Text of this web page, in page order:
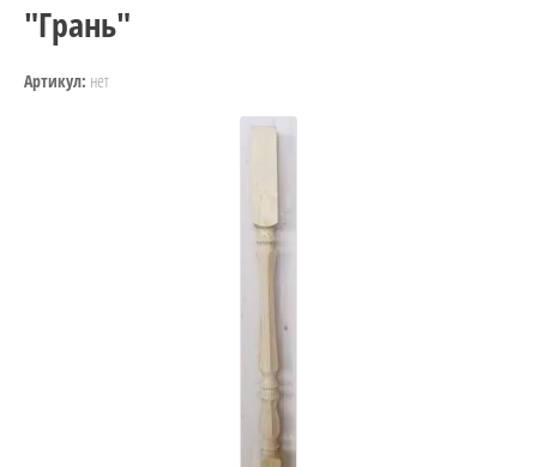
"Грань"
Артикул: нет